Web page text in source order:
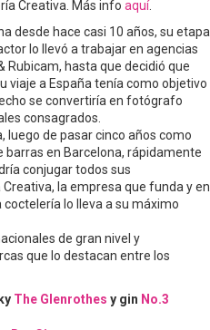
Creativa. Más info aquí.
desde hace casi 10 años, su etapa
lo llevó a trabajar en agencias
Rubicam, hasta que decidió que
viaje a España tenía como objetivo
se convertiría en fotógrafo
consagrados.
luego de pasar cinco años como
en Barcelona, rápidamente
conjugar todos sus
la empresa que funda y en
lo lleva a su máximo
de gran nivel y
que lo destacan entre los
The Glenrothes y gin No.3